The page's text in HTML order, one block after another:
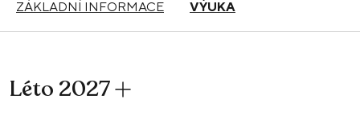
ZÁKLADNÍ INFORMACE VÝUKA
Léto 2027